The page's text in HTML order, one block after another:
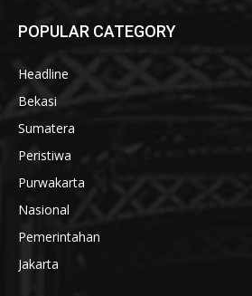
POPULAR CATEGORY
Headline
Bekasi
Sumatera
Peristiwa
Purwakarta
Nasional
Pemerintahan
Jakarta